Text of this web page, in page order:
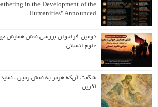
in the Development of the
Humanities” Announced
دومین فراخوان بررسی نقش همایش
علوم انسانی
شگفت آن‌که هرمز به نقش زمین ،
آفرین